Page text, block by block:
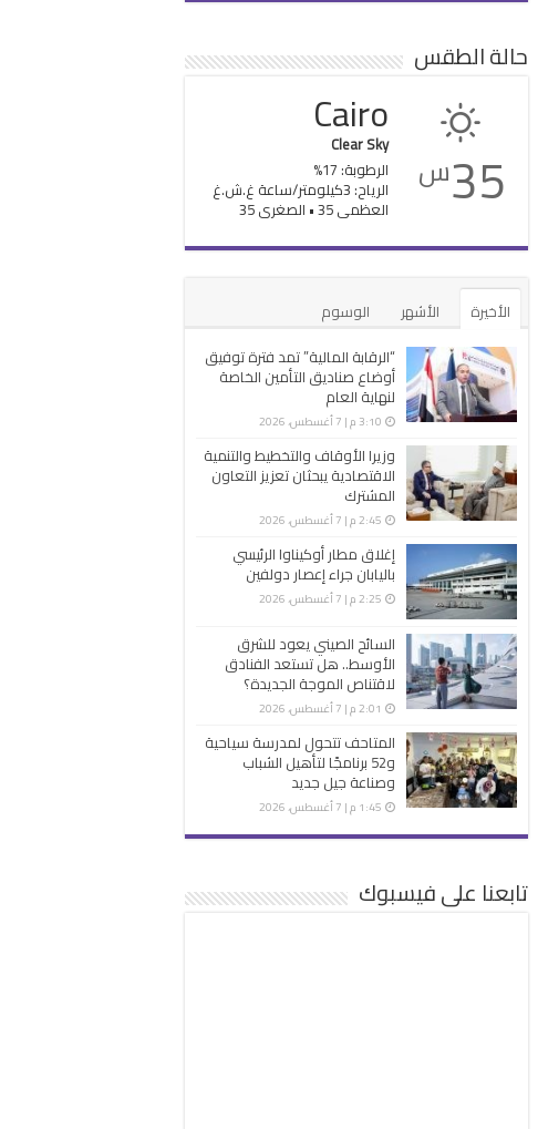
حالة الطقس
35س
Cairo
Clear Sky
الرطوبة: 17%
الرياح: 3كيلومتر/ساعة غ.ش.غ
العظمى 35 • الصغرى 35
الأخيرة الأشهر
الوسوم
“الرقابة المالية” تمد فترة توفيق
أوضاع صناديق التأمين الخاصة
لنهاية العام
3:10 م | 7 أغسطس، 2026
وزيرا الأوقاف والتخطيط والتنمية
الاقتصادية يبحثان تعزيز التعاون
المشترك
2:45 م | 7 أغسطس، 2026
إغلاق مطار أوكيناوا الرئيسي
باليابان جراء إعصار دولفين
2:25 م | 7 أغسطس، 2026
السائح الصيني يعود للشرق
الأوسط.. هل تستعد الفنادق
لاقتناص الموجة الجديدة؟
2:01 م | 7 أغسطس، 2026
المتاحف تتحول لمدرسة سياحية
و52 برنامجًا لتأهيل الشباب
وصناعة جيل جديد
1:45 م | 7 أغسطس، 2026
تابعنا على فيسبوك